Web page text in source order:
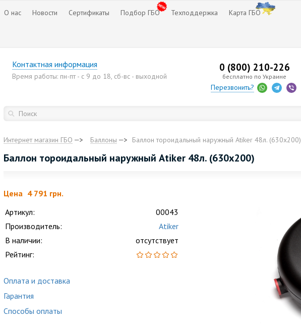
О нас Новости Сертификаты Подбор ГБО Техподдержка Карта ГБО
Контактная информация
Время работы: пн-пт - с 9 до 18, сб-вс - выходной
0 (800) 210-226
бесплатно по Украине
Перезвонить?
Интернет магазин ГБО Баллоны Баллон тороидальный наружный Аtiker 48л. (630х200)
Баллон тороидальный наружный Аtiker 48л. (630х200)
Цена 4 791 грн.
Артикул:
00043
Производитель:
Atiker
В наличии:
отсутствует
Рейтинг:
Оплата и доставка
Гарантия
Способы оплаты